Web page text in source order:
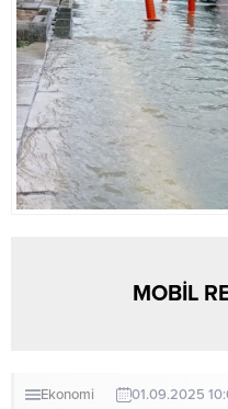
MOBİL
Ekonomi 01.09.2025